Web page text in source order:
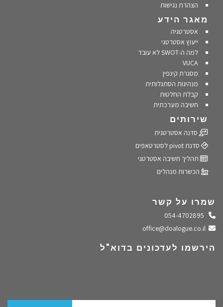
הצהרת נגישות
מאגר הידע
אסטרטגיה
ייעוץ אסטרטגי
למה ה-SWOT לא עובד
VUCA
מסגרת קינפין
מנהיגות הסתגלותית
קבלת החלטות
חשיבה מערכתית
שירותים
סדנה אסטרטגית
סדנת pivot לסטרטאפים
תהליך חשיבה אסטרטגי
הכשרות מנהלים
שמרו על קשר
התקשרו אלינו
שלחו מייל
הירשמו לעדכונים בדוא"ל